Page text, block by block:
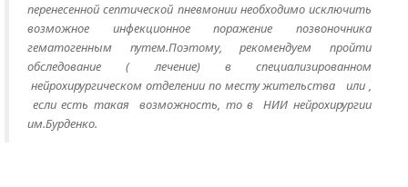
перенесенной септической пневмонии необходимо исключить
возможное инфекционное поражение позвоночника
гематогенным путем.Поэтому, рекомендуем пройти
обследование ( лечение) в специализированном
нейрохирургическом отделении по месту жительства или ,
если есть такая возможность, то в НИИ нейрохирургии
им.Бурденко.